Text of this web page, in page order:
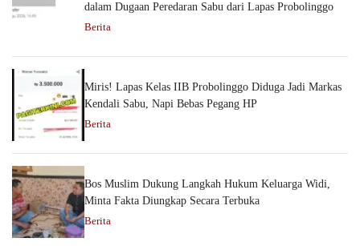
dalam Dugaan Peredaran Sabu dari Lapas Probolinggo
Berita
Miris! Lapas Kelas IIB Probolinggo Diduga Jadi Markas
Kendali Sabu, Napi Bebas Pegang HP
Berita
Bos Muslim Dukung Langkah Hukum Keluarga Widi,
Minta Fakta Diungkap Secara Terbuka
Berita